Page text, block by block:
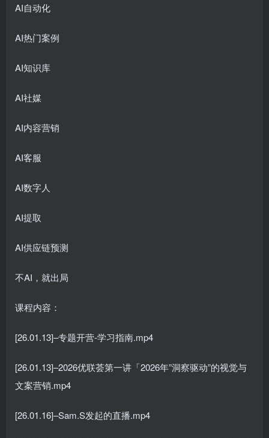
AI自动化
AI热门案例
AI知识库
AI社媒
AI内容营销
AI客服
AI数字人
AI提取
AI供应链预测
不AI，就出局
课程内容：
[26.01.13]–专题开营-学习指南.mp4
[26.01.13]–2026优联荟第一讲「2026年”洞察驱动”的视觉与
文案营销.mp4
[26.01.16]–Sam.S发起的直播.mp4